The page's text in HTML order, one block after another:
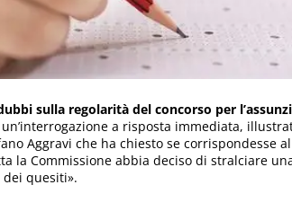
sulla regolarità del concorso per
a risposta immediata,
Aggravi che ha chiesto se corrispondesse
la Commissione abbia deciso di stralciare
dei quesiti».